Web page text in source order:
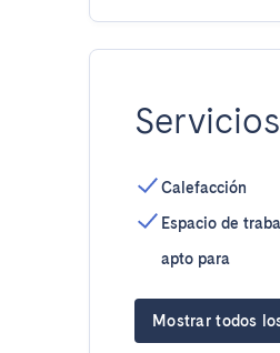
Servicios
Calefacción
Espacio de
apto para
Mostrar todos